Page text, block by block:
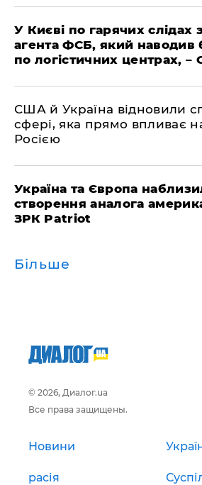
У Києві по гарячих слідах
агента ФСБ, який наводив
по логістичних центрах, –
США й Україна відновили
сфері, яка прямо впливає
Росією
Україна та Європа
створення аналога
ЗРК Patriot
Більше
© 2026, Диалог.ua
Все права защищены.
Новини
расія